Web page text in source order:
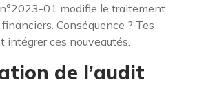
01 modifie le traitement
Conséquence ? Tes
intégrer ces nouveautés.
de l’audit